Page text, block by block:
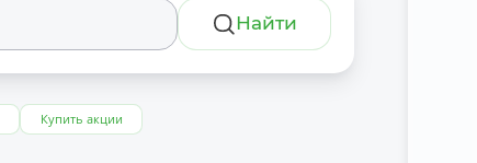
Найти
Купить акции